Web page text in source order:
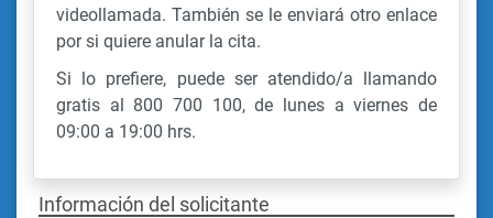
videollamada. También se le enviará otro enlace
por si quiere anular la cita.
Si lo prefiere, puede ser atendido/a llamando
gratis al 800 700 100, de lunes a viernes de
09:00 a 19:00 hrs.
Información del solicitante